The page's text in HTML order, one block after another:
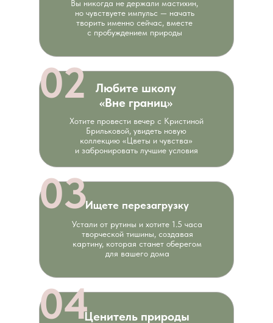
Ценитель природы
04
Устали от рутины и хотите 1.5 часа
творческой тишины, создавая
картину, которая станет оберегом
для вашего дома
Ищете перезагрузку
03
02
Хотите провести вечер с Кристиной
Брильковой, увидеть новую
коллекцию «Цветы и чувства»
и забронировать лучшие условия
Любите школу
«Вне границ»
Вы никогда не держали мастихин,
но чувствуете импульс — начать
творить именно сейчас, вместе
с пробуждением природы